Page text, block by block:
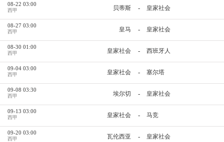
08-22 03:00
西甲 贝蒂斯 - 皇家社会
08-27 03:00
西甲 皇马 - 皇家社会
08-30 01:00
西甲 皇家社会 - 西班牙人
09-04 03:00
西甲 皇家社会 - 塞尔塔
09-08 03:30
西甲 埃尔切 - 皇家社会
09-13 03:00
西甲 皇家社会 - 马竞
09-20 03:00
西甲 瓦伦西亚 - 皇家社会